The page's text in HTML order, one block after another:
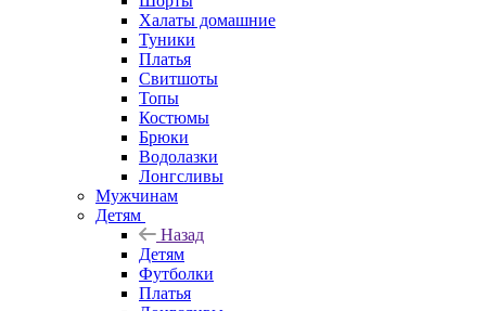
Халаты домашние
Туники
Платья
Свитшоты
Топы
Костюмы
Брюки
Водолазки
Лонгсливы
Мужчинам
Детям
Назад
Детям
Футболки
Платья